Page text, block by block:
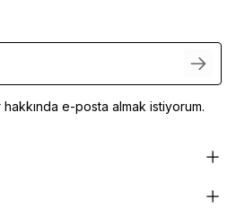
e-posta almak istiyorum.